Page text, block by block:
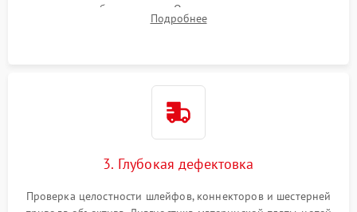
вспышки для безопасности. Очистка внутренних узлов от
пыли, песка и следов влаги с помощью спецсредств.
Подробнее
3. Глубокая дефектовка
Проверка целостности шлейфов, коннекторов и шестерней